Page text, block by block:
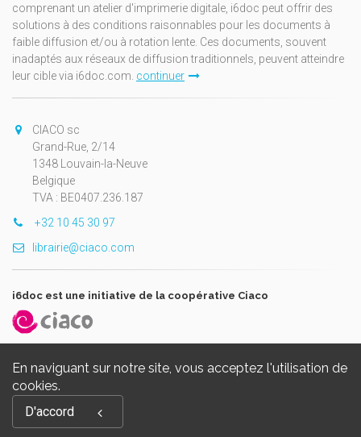
En naviguant sur notre site, vous acceptez l'utilisation de
cookies.
D'accord
comprenant un atelier d'imprimerie digitale, i6doc peut offrir des
solutions à des conditions raisonnables pour les documents à
faible diffusion et/ou à rotation lente. Ces documents, souvent
inadaptés aux réseaux de diffusion traditionnels, peuvent atteindre
leur cible via i6doc.com. continuer
CIACO sc
Grand-Rue, 2/14
1348 Louvain-la-Neuve
Belgique
TVA : BE0407.236.187
+32 10 45 30 97
librairie@ciaco.com
i6doc est une initiative de la coopérative Ciaco
Copyright © 2026, i6doc. Powered by